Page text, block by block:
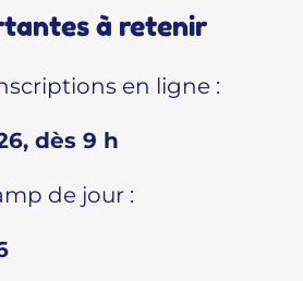
à retenir
en ligne :
dès 9 h
de jour :